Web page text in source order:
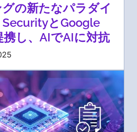
の新たなパラダイ
とGoogle
し、AIでAIに対抗